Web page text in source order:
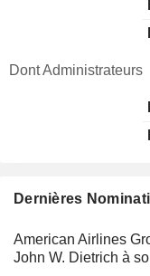
Dernières
American Airlines
John W. Dietrich à
Dont Administrateurs